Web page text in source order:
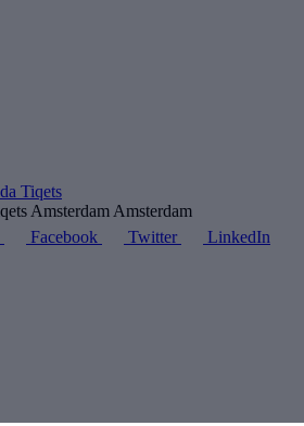
Amsterdam
Facebook Twitter LinkedIn